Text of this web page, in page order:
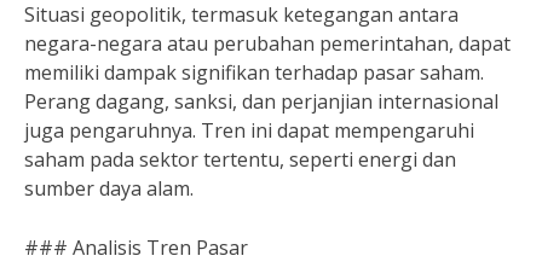
Situasi geopolitik, termasuk ketegangan antara
negara-negara atau perubahan pemerintahan, dapat
memiliki dampak signifikan terhadap pasar saham.
Perang dagang, sanksi, dan perjanjian internasional
juga pengaruhnya. Tren ini dapat mempengaruhi
saham pada sektor tertentu, seperti energi dan
sumber daya alam.
### Analisis Tren Pasar